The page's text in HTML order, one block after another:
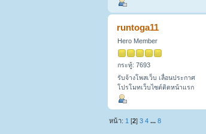
runtoga11
Hero Member
กระทู้: 7693
รับจ้างโพสเว็บ เลื่อนประกาศ
โปรโมทเว็บไซต์ติดหน้าแรก
หน้า: 1 [2]3 4 ...8